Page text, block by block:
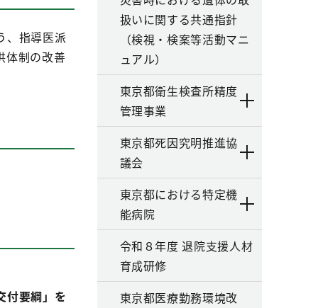
、指導医派
体制の改善
付要綱」を
扱いに関する共通指針
（検視・検案等活動マニ
ュアル）
東京都衛生検査所精度
管理事業
東京都死因究明推進協
議会
東京都における特定機
能病院
令和８年度 退院支援人材
育成研修
東京都医療勤務環境改